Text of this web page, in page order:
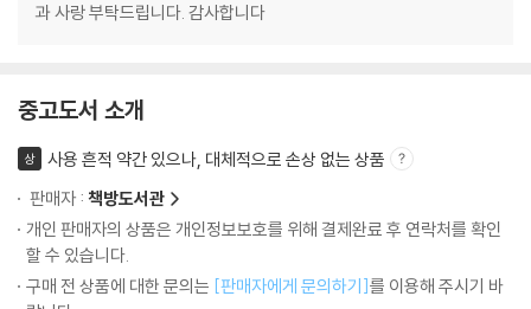
과 사랑 부탁드립니다. 감사합니다
중고도서 소개
상
사용 흔적 약간 있으나, 대체적으로 손상 없는 상품
판매자 : 책방도서관
개인 판매자의 상품은 개인정보보호를 위해 결제완료 후 연락처를 확인
할 수 있습니다.
구매 전 상품에 대한 문의는 [판매자에게 문의하기]를 이용해 주시기 바